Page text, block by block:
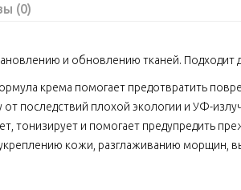
(0)
и обновлению тканей.
крема помогает предотвратить
последствий плохой экологии и УФ-
тонизирует и помогает предупредить
кожи, разглаживанию морщин,